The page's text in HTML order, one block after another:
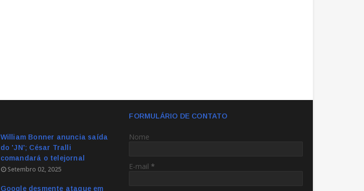
William Bonner anuncia saída
do 'JN'; César Tralli
comandará o telejornal
Setembro 02, 2025
Google desmente ataque em
FORMULÁRIO DE CONTATO
Nome
E-mail *